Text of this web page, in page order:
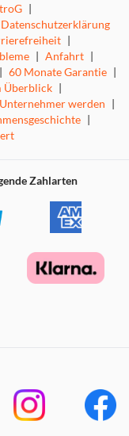
|
Datenschutzerklärung
|
| Anfahrt |
| 60 Monate Garantie |
Überblick |
Unternehmer werden |
|
Zahlarten